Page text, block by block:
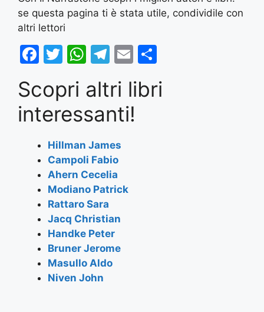
se questa pagina ti è stata utile, condividile con
altri lettori
F
c
e
b
o
o
k
T
itt
er
W
at
s
A
p
p
T
e
gr
a
m
E
ai
l
ar
Scopri altri libri
interessanti!
Hillman James
Campoli Fabio
Ahern Cecelia
Modiano Patrick
Rattaro Sara
Jacq Christian
Handke Peter
Bruner Jerome
Masullo Aldo
Niven John